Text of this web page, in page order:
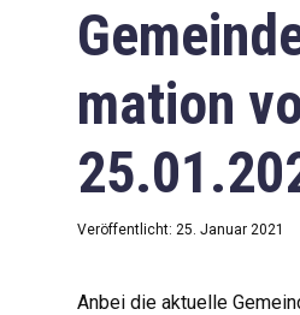
mation
Veröffentlicht: 25. Januar 2021
Anbei die aktuelle